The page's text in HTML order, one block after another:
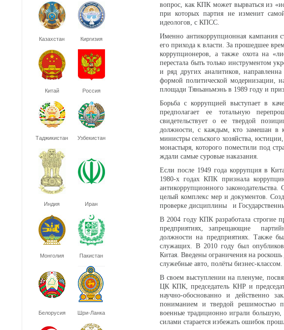
Казахстан Киргизия
Китай Россия
Таджикистан Узбекистан
Индия Иран
Монголия Пакистан
Белорусия Шри-Ланка
вопрос, как КПК может вырваться из
при которых партия не изменит
идеологов, с КПСС.
Именно антикоррупционная кампания
его прихода к власти. За прошедшее
коррупционеров, а также охота на
перестала быть только инструментом
и ряд других аналитиков,
формой политической модернизации,
площади Тяньаньмэнь в 1989 году и
Борьба с коррупцией выступает в
предполагает ее тотальную
свидетельствует о ее твердой
должности, с каждым, кто замешан в
министры сельского хозяйства,
монастыря, которого поместили под
ждали самые суровые наказания.
Если после 1949 года коррупция в
1980-х годах КПК признала
антикоррупционного
целый комплекс мер и документов.
проверке дисциплины и
В 2004 году КПК разработала строгие
предприятиях, запрещающие
должности на предприятиях. Также
служащих. В 2010 году был
Китая. Введены ограничения на
служебные авто, полёты бизнес-классом.
В своем выступлении на пленуме,
ЦК КПК, председатель КНР и
научно-обоснованно и действенно
пониманием и твердой решимостью
военные традиционно играли
силами старается избежать ошибок